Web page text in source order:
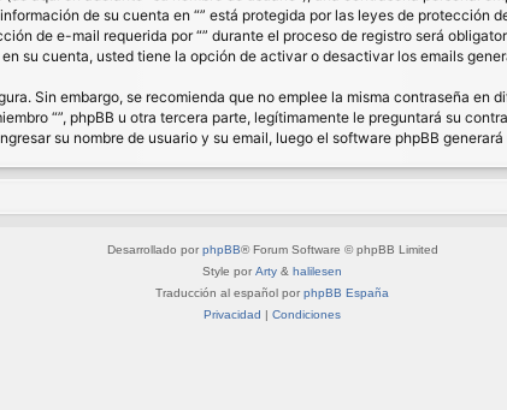
de su cuenta en “” está protegida por las leyes de protección
de e-mail requerida por “” durante el proceso de registro será
su cuenta, usted tiene la opción de activar o desactivar los emails
Sin embargo, se recomienda que no emplee la misma contraseña en
“”, phpBB u otra tercera parte, legítimamente le preguntará su
su nombre de usuario y su email, luego el software phpBB
Desarrollado por phpBB® Forum Software © phpBB Limited
Style por Arty & halilesen
Traducción al español por phpBB España
Privacidad | Condiciones